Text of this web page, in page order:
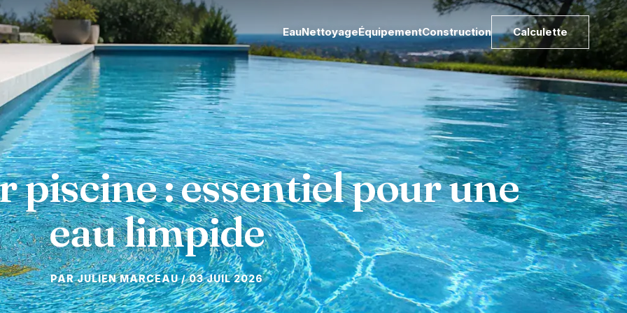
EauNettoyageÉquipementConstruction Calculette
piscine : essentiel pour une
eau limpide
03 JUIL 2026